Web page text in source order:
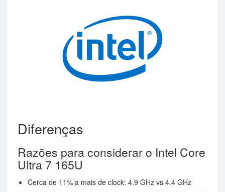
Diferenças
Razões para considerar o Intel Core
Ultra 7 165U
Cerca de 11% a mais de clock: 4.9 GHz vs 4.4 GHz